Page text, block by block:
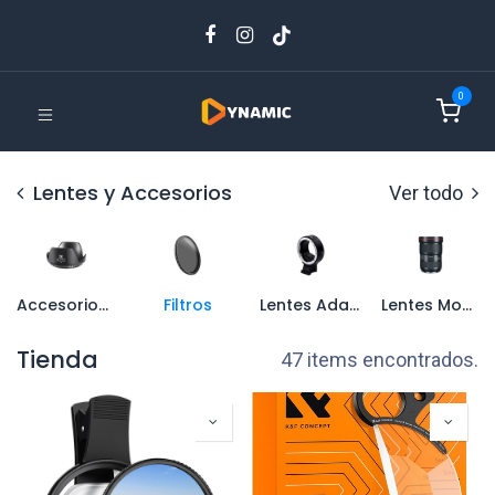
0
Lentes y Accesorios Ver todo
Accesorios2 Filtros Lentes Adaptadores Lentes Montura Canon EF
Tienda 47 items encontrados.